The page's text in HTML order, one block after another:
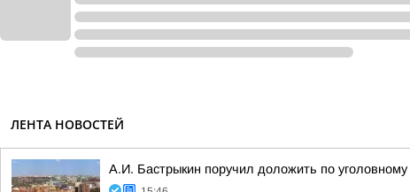
ЛЕНТА НОВОСТЕЙ
А.И. Бастрыкин поручил доложить по